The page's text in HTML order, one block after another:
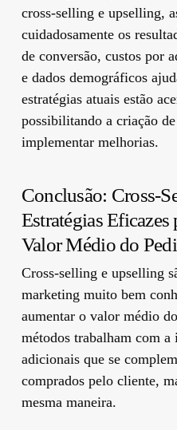
cross-selling e upselling,
cuidadosamente os
de conversão, custos por
e dados demográficos
estratégias atuais estão
possibilitando a criação
implementar melhorias.
Conclusão: Cross-
Estratégias
Valor Médio do
Cross-selling e upselling
marketing muito bem
aumentar o valor médio
métodos trabalham com
adicionais que se
comprados pelo cliente,
mesma maneira.